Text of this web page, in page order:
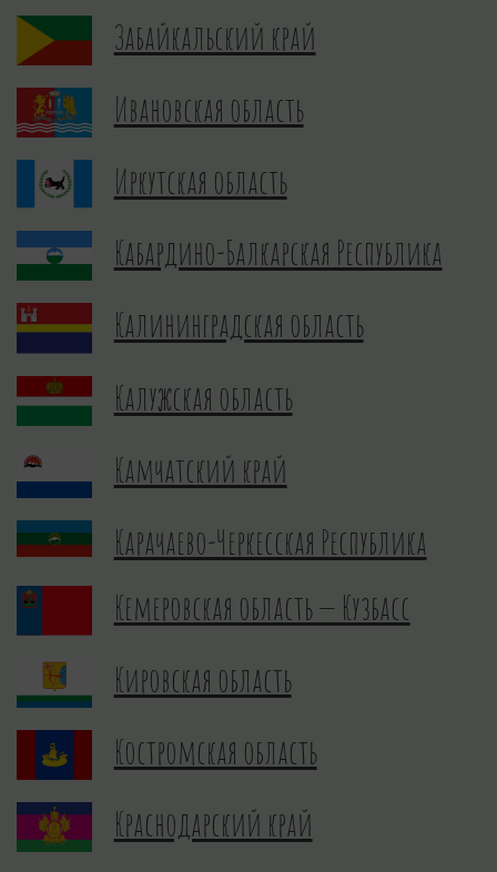
Забайкальский край
Ивановская область
Иркутская область
Кабардино-Балкарская Республика
Калининградская область
Калужская область
Камчатский край
Карачаево-Черкесская Республика
Кемеровская область — Кузбасс
Кировская область
Костромская область
Краснодарский край